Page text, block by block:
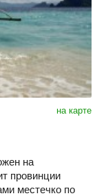
на карте
на
провинции
местечко по